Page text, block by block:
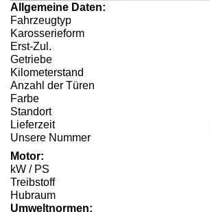
Allgemeine Daten:
Fahrzeugtyp
Karosserieform
Erst-Zul.
Getriebe
Kilometerstand
Anzahl der Türen
Farbe
Standort
Lieferzeit
Unsere Nummer
Motor:
kW / PS
Treibstoff
Hubraum
Umweltnormen: